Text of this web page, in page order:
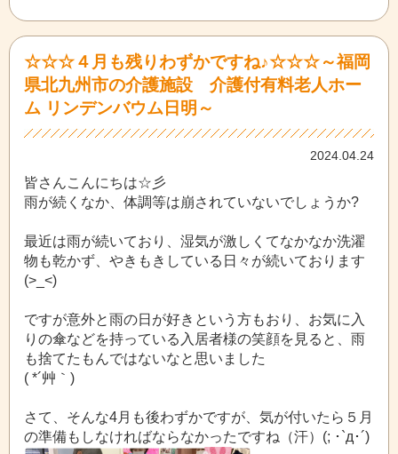
☆☆☆４月も残りわずかですね♪☆☆☆～福岡
県北九州市の介護施設 介護付有料老人ホー
ム リンデンバウム日明～
2024.04.24
皆さんこんにちは☆彡
雨が続くなか、体調等は崩されていないでしょうか?
最近は雨が続いており、湿気が激しくてなかなか洗濯
物も乾かず、やきもきしている日々が続いております
(>_<)
ですが意外と雨の日が好きという方もおり、お気に入
りの傘などを持っている入居者様の笑顔を見ると、雨
も捨てたもんではないなと思いました
( *´艸｀)
さて、そんな4月も後わずかですが、気が付いたら５月
の準備もしなければならなかったですね（汗）(; ･`д･´)